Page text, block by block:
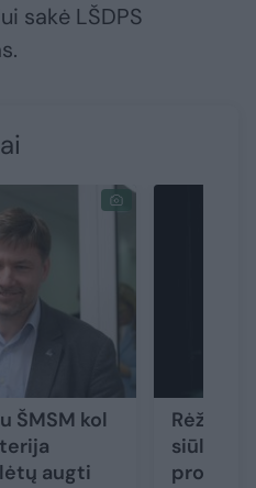
sakė LŠDPS
ŠMSM kol
augti
Rėžė